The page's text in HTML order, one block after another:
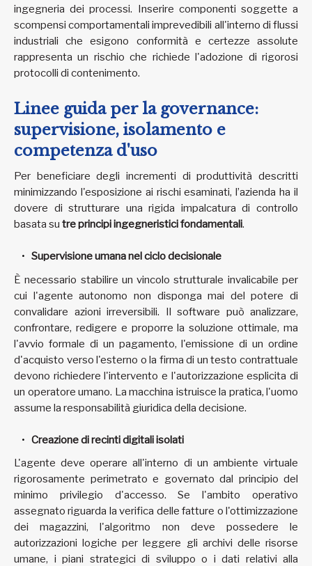
ingegneria dei processi. Inserire componenti soggette a
scompensi comportamentali imprevedibili all'interno di flussi
industriali che esigono conformità e certezze assolute
rappresenta un rischio che richiede l'adozione di rigorosi
protocolli di contenimento.
Linee guida per la governance:
supervisione, isolamento e
competenza d'uso
Per beneficiare degli incrementi di produttività descritti
minimizzando l'esposizione ai rischi esaminati, l’azienda ha il
dovere di strutturare una rigida impalcatura di controllo
basata su tre principi ingegneristici fondamentali.
Supervisione umana nel ciclo decisionale
È necessario stabilire un vincolo strutturale invalicabile per
cui l'agente autonomo non disponga mai del potere di
convalidare azioni irreversibili. Il software può analizzare,
confrontare, redigere e proporre la soluzione ottimale, ma
l'avvio formale di un pagamento, l'emissione di un ordine
d'acquisto verso l'esterno o la firma di un testo contrattuale
devono richiedere l'intervento e l'autorizzazione esplicita di
un operatore umano. La macchina istruisce la pratica, l'uomo
assume la responsabilità giuridica della decisione.
Creazione di recinti digitali isolati
L'agente deve operare all'interno di un ambiente virtuale
rigorosamente perimetrato e governato dal principio del
minimo privilegio d'accesso. Se l'ambito operativo
assegnato riguarda la verifica delle fatture o l'ottimizzazione
dei magazzini, l'algoritmo non deve possedere le
autorizzazioni logiche per leggere gli archivi delle risorse
umane, i piani strategici di sviluppo o i dati relativi alla